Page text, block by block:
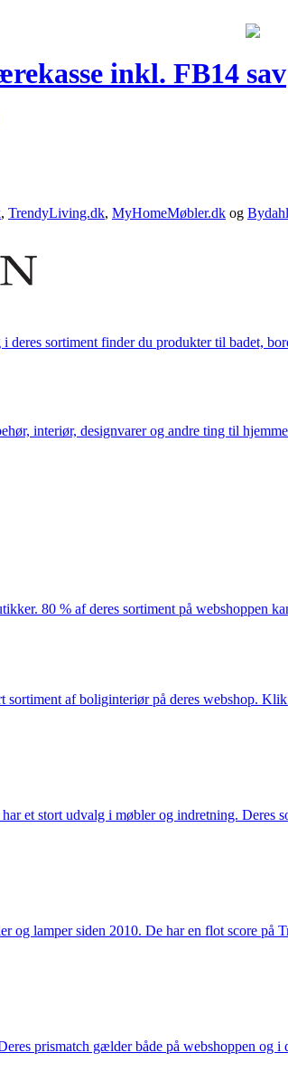
inkl. FB14 sav
, TrendyLiving.dk, MyHomeMøbler.dk og
deres sortiment finder du produkter til badet,
interiør, designvarer og andre ting til
80 % af deres sortiment på webshoppen
af boliginteriør på deres webshop.
et stort udvalg i møbler og indretning. Deres
og lamper siden 2010. De har en flot score
prismatch gælder både på webshoppen